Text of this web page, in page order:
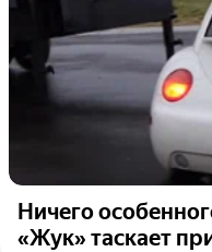
Ничего
«Жук» таскает